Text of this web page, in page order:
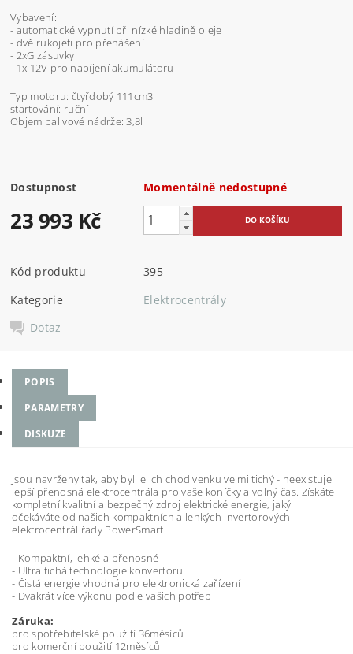
Vybavení:
- automatické vypnutí při nízké hladině oleje
- dvě rukojeti pro přenášení
- 2xG zásuvky
- 1x 12V pro nabíjení akumulátoru
Typ motoru: čtyřdobý 111cm3
startování: ruční
Objem palivové nádrže: 3,8l
Dostupnost Momentálně nedostupné
23 993 Kč
Kód produktu
395
Kategorie
Elektrocentrály
Dotaz
POPIS
PARAMETRY
DISKUZE
Jsou navrženy tak, aby byl jejich chod venku velmi tichý - neexistuje
lepší přenosná elektrocentrála pro vaše koníčky a volný čas. Získáte
kompletní kvalitní a bezpečný zdroj elektrické energie, jaký
očekáváte od našich kompaktních a lehkých invertorových
elektrocentrál řady PowerSmart.
- Kompaktní, lehké a přenosné
- Ultra tichá technologie konvertoru
- Čistá energie vhodná pro elektronická zařízení
- Dvakrát více výkonu podle vašich potřeb
Záruka:
pro spotřebitelské použití 36měsíců
pro komerční použití 12měsíců